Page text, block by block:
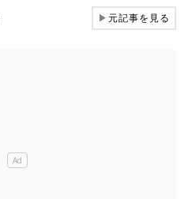
▶元記事を見る